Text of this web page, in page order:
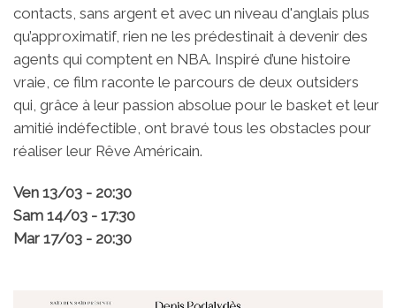
contacts, sans argent et avec un niveau d'anglais plus
qu’approximatif, rien ne les prédestinait à devenir des
agents qui comptent en NBA. Inspiré d’une histoire
vraie, ce film raconte le parcours de deux outsiders
qui, grâce à leur passion absolue pour le basket et leur
amitié indéfectible, ont bravé tous les obstacles pour
réaliser leur Rêve Américain.
Ven 13/03 - 20:30
Sam 14/03 - 17:30
Mar 17/03 - 20:30